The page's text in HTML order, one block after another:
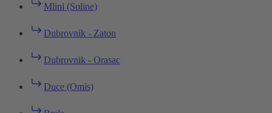
Mlini (Soline)
Dubrovnik - Zaton
Dubrovnik - Orasac
Duce (Omis)